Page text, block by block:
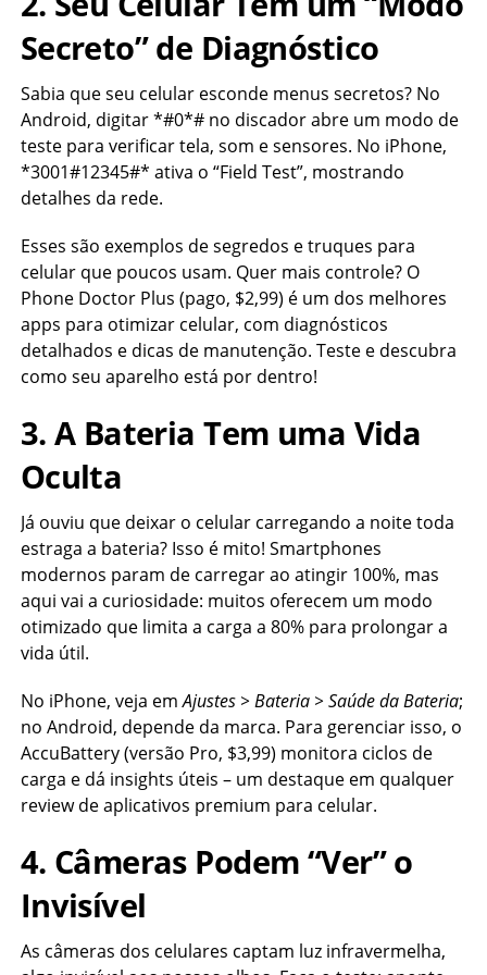
Secreto” de Diagnóstico
Sabia que seu celular esconde menus secretos? No
Android, digitar *#0*# no discador abre um modo de
teste para verificar tela, som e sensores. No iPhone,
*3001#12345#* ativa o “Field Test”, mostrando
detalhes da rede.
Esses são exemplos de segredos e truques para
celular que poucos usam. Quer mais controle? O
Phone Doctor Plus (pago, $2,99) é um dos melhores
apps para otimizar celular, com diagnósticos
detalhados e dicas de manutenção. Teste e descubra
como seu aparelho está por dentro!
3. A Bateria Tem uma Vida
Oculta
Já ouviu que deixar o celular carregando a noite toda
estraga a bateria? Isso é mito! Smartphones
modernos param de carregar ao atingir 100%, mas
aqui vai a curiosidade: muitos oferecem um modo
otimizado que limita a carga a 80% para prolongar a
vida útil.
No iPhone, veja emAjustes > Bateria > Saúde da Bateria;
no Android, depende da marca. Para gerenciar isso, o
AccuBattery (versão Pro, $3,99) monitora ciclos de
carga e dá insights úteis – um destaque em qualquer
review de aplicativos premium para celular.
4. Câmeras Podem “Ver” o
Invisível
As câmeras dos celulares captam luz infravermelha,